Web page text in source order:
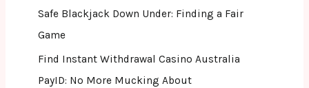
Safe Blackjack Down Under: Finding a Fair
Game
Find Instant Withdrawal Casino Australia
PayID: No More Mucking About